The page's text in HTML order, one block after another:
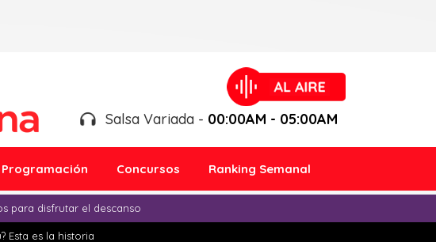
Salsa Variada - 00:00AM - 05:00AM
Programación Concursos Ranking Semanal
para disfrutar el descanso
Esta es la historia